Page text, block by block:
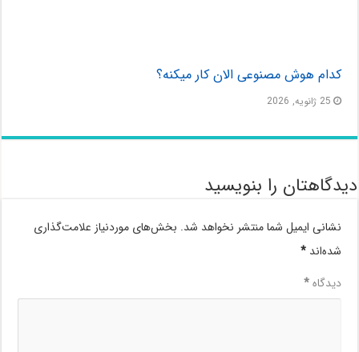
کدام هوش مصنوعی الان کار میکنه؟
25 ژانویه, 2026
دیدگاهتان را بنویسید
نشانی ایمیل شما منتشر نخواهد شد. بخش‌های موردنیاز علامت‌گذاری
شده‌اند*
دیدگاه*